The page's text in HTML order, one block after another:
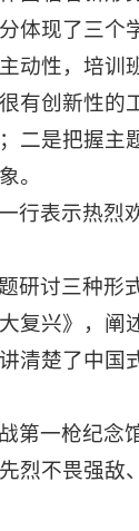
体现了三
动性，培训
有创新性的
二是把握主
。
行表示热烈
研讨三种形
复兴》，
清楚了中国
第一枪纪念
烈不畏强敌